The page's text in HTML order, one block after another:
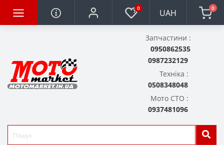
0 UAH 0
Запчастини :
0950862535
0987232129
Техніка :
0508348048
Мото СТО :
0937481096